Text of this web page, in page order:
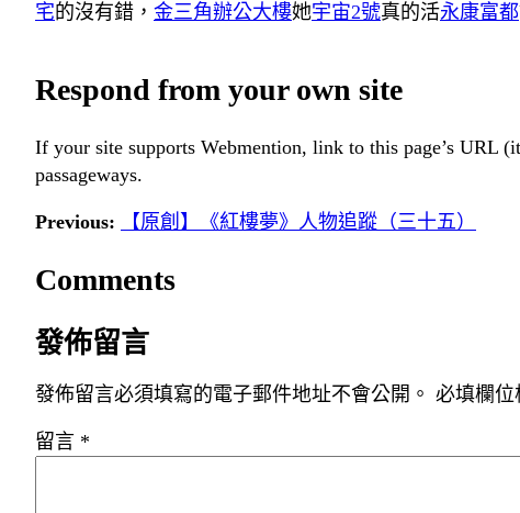
宅的沒有錯， 金三角辦公大樓她宇宙2號真的活永康富都
Respond from your own site
If your site supports Webmention, link to this page’s URL
passageways.
Previous: 【原創】《紅樓夢》人物追蹤（三十五）
Comments
發佈留言
發佈留言必須填寫的電子郵件地址不會公開。 必填欄位
留言 *